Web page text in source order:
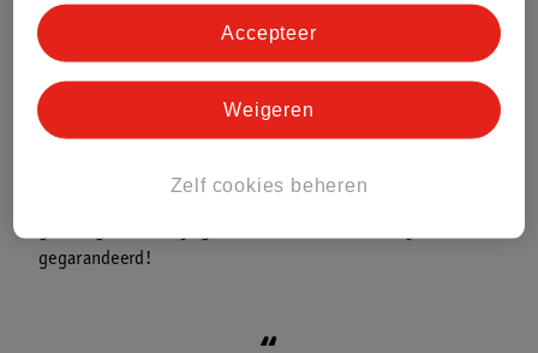
Out-of-the-box is:
vind je het juist leuk om te
experimenteren? Ga dan voor populaire liplinerkleuren en -
gegarandeerd!
Zelf cookies beheren
Weigeren
Accepteer